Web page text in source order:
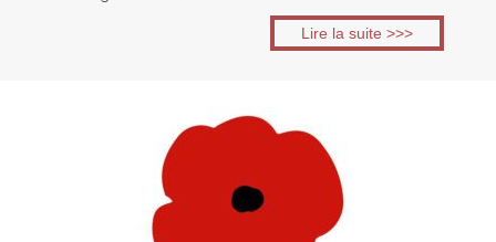
Lire la suite >>>